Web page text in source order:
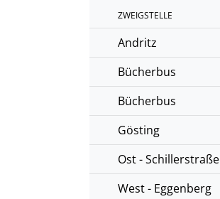
ZWEIGSTELLE
Andritz
Bücherbus
Bücherbus
Gösting
Ost - Schillerstraße
West - Eggenberg